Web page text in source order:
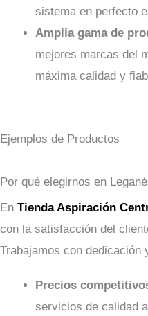
sistema en perfecto
Amplia gama de
mejores marcas del
máxima calidad y
Ejemplos de Productos
Por qué elegirnos en
En Tienda Aspiración
con la satisfacción del
Trabajamos con dedicación
Precios
servicios de calidad